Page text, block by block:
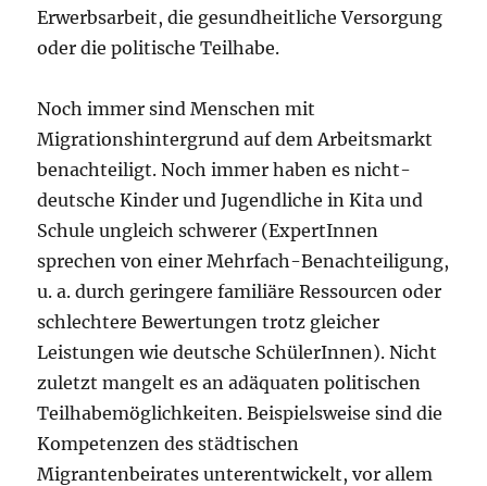
Erwerbsarbeit, die gesundheitliche Versorgung
oder die politische Teilhabe.
Noch immer sind Menschen mit
Migrationshintergrund auf dem Arbeitsmarkt
benachteiligt. Noch immer haben es nicht-
deutsche Kinder und Jugendliche in Kita und
Schule ungleich schwerer (ExpertInnen
sprechen von einer Mehrfach-Benachteiligung,
u. a. durch geringere familiäre Ressourcen oder
schlechtere Bewertungen trotz gleicher
Leistungen wie deutsche SchülerInnen). Nicht
zuletzt mangelt es an adäquaten politischen
Teilhabemöglichkeiten. Beispielsweise sind die
Kompetenzen des städtischen
Migrantenbeirates unterentwickelt, vor allem